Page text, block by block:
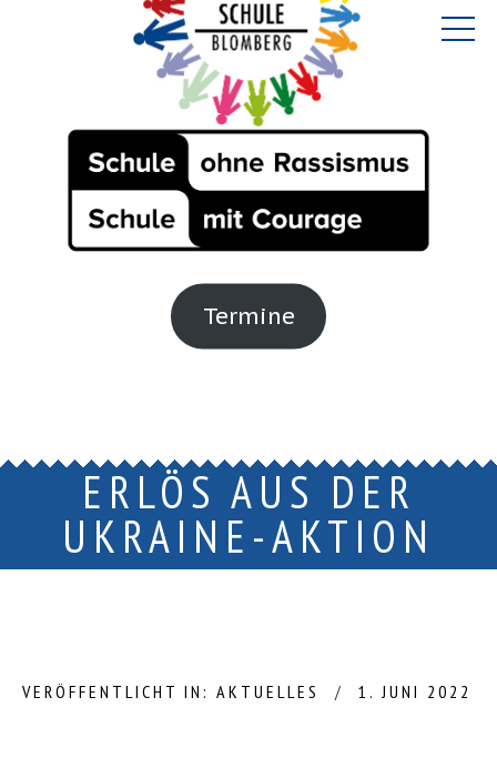
Termine
ERLÖS AUS DER
UKRAINE-AKTION
VERÖFFENTLICHT IN: AKTUELLES 1. JUNI 2022